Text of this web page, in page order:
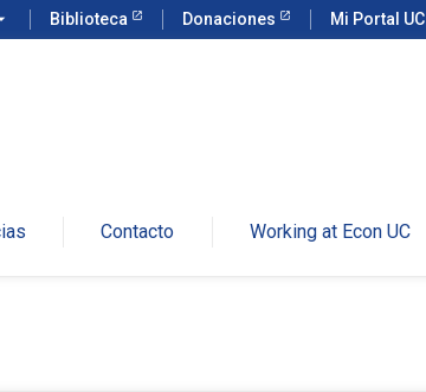
Biblioteca Donaciones Mi Portal UC
Contacto Working at Econ UC